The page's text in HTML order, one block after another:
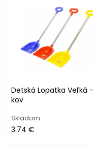
Detská Lopatka Veľká -
kov
Skladom
3.74 €